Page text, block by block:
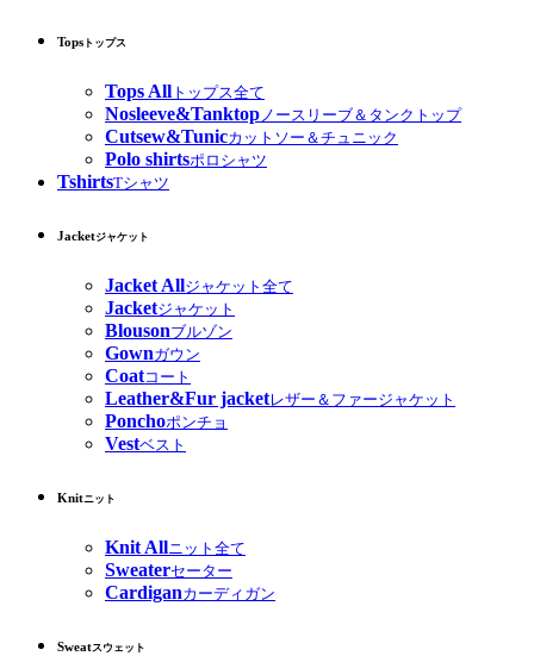
Tops トップス
Tops All トップス全て
Nosleeve&Tanktopノースリーブ＆タンクトップ
Cutsew&Tunicカットソー＆チュニック
Polo shirtsポロシャツ
TshirtsTシャツ
Jacketジャケット
Jacket Allジャケット全て
Jacketジャケット
Blousonブルゾン
Gownガウン
Coatコート
Leather&Fur jacketレザー＆ファージャケット
Ponchoポンチョ
Vestベスト
Knitニット
Knit Allニット全て
Sweaterセーター
Cardiganカーディガン
Sweatスウェット